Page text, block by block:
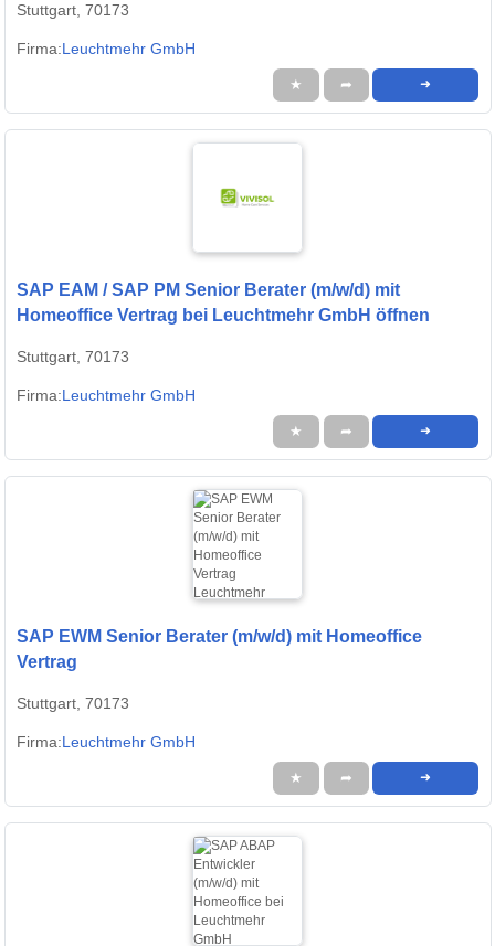
Stuttgart, 70173
Firma:Leuchtmehr GmbH
★ ➦ ➜
SAP EAM / SAP PM Senior Berater (m/w/d) mit
Homeoffice Vertrag bei Leuchtmehr GmbH öffnen
Stuttgart, 70173
Firma:Leuchtmehr GmbH
★ ➦ ➜
SAP EWM Senior Berater (m/w/d) mit Homeoffice
Vertrag
Stuttgart, 70173
Firma:Leuchtmehr GmbH
★ ➦ ➜